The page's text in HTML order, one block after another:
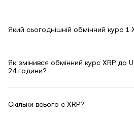
Який сьогоднішній обмінний курс 1
Як змінився обмінний курс XRP до
24 години?
Скільки всього є XRP?